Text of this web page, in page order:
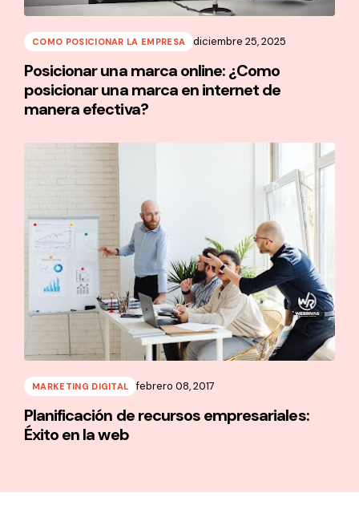
COMO POSICIONAR LA EMPRESA diciembre 25, 2025
Posicionar una marca online: ¿Como
posicionar una marca en internet de
manera efectiva?
MARKETING DIGITAL febrero 08, 2017
Planificación de recursos empresariales:
Éxito en la web